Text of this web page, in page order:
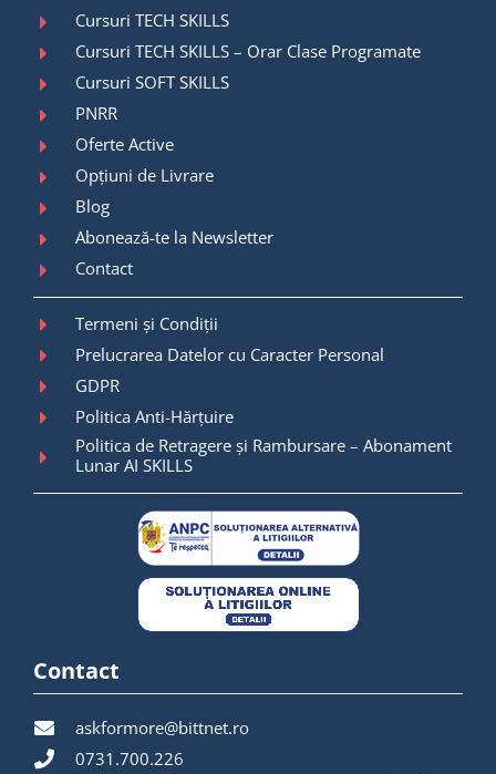
Cursuri TECH SKILLS
Cursuri TECH SKILLS – Orar Clase Programate
Cursuri SOFT SKILLS
PNRR
Oferte Active
Opțiuni de Livrare
Blog
Abonează-te la Newsletter
Contact
Termeni și Condiții
Prelucrarea Datelor cu Caracter Personal
GDPR
Politica Anti-Hărțuire
Politica de Retragere și Rambursare – Abonament
Lunar AI SKILLS
Contact
askformore@bittnet.ro
0731.700.226